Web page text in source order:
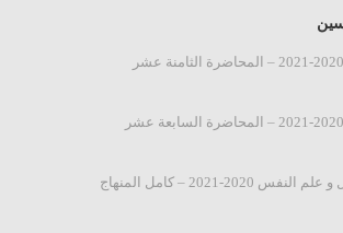
2021 – كامل المنهاج